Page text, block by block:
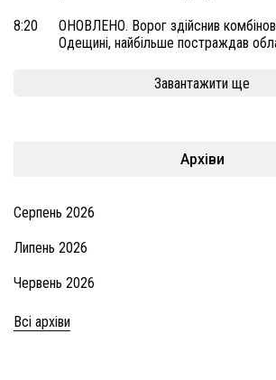
8:20
ОНОВЛЕНО. Ворог здійснив
Одещині, найбільше постраждав
Завантажити ще
Архіви
Серпень 2026
Липень 2026
Червень 2026
Всі архіви